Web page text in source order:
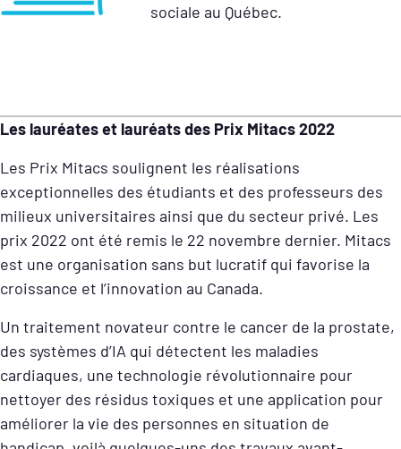
sociale au Québec.
Les lauréates et lauréats des Prix Mitacs 2022
Les Prix Mitacs soulignent les réalisations
exceptionnelles des étudiants et des professeurs des
milieux universitaires ainsi que du secteur privé. Les
prix 2022 ont été remis le 22 novembre dernier. Mitacs
est une organisation sans but lucratif qui favorise la
croissance et l’innovation au Canada.
Un traitement novateur contre le cancer de la prostate,
des systèmes d’IA qui détectent les maladies
cardiaques, une technologie révolutionnaire pour
nettoyer des résidus toxiques et une application pour
améliorer la vie des personnes en situation de